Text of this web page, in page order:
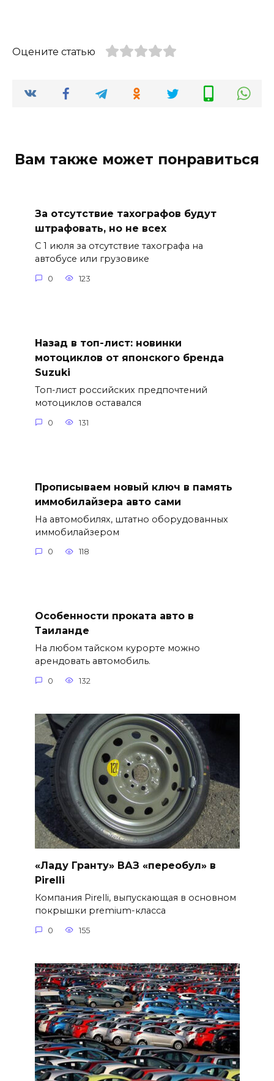
Оцените статью
Вам также может понравиться
За отсутствие тахографов будут
штрафовать, но не всех
С 1 июля за отсутствие тахографа на
автобусе или грузовике
0 123
Назад в топ-лист: новинки
мотоциклов от японского бренда
Suzuki
Топ-лист российских предпочтений
мотоциклов оставался
0 131
Прописываем новый ключ в память
иммобилайзера авто сами
На автомобилях, штатно оборудованных
иммобилайзером
0 118
Особенности проката авто в
Таиланде
На любом тайском курорте можно
арендовать автомобиль.
0 132
«Ладу Гранту» ВАЗ «переобул» в
Pirelli
Компания Pirelli, выпускающая в основном
покрышки premium-класса
0 155